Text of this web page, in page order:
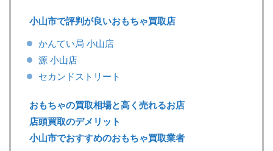
小山市で評判が良いおもちゃ買取店
かんてい局 小山店
源 小山店
セカンドストリート
おもちゃの買取相場と高く売れるお店
店頭買取のデメリット
小山市でおすすめのおもちゃ買取業者